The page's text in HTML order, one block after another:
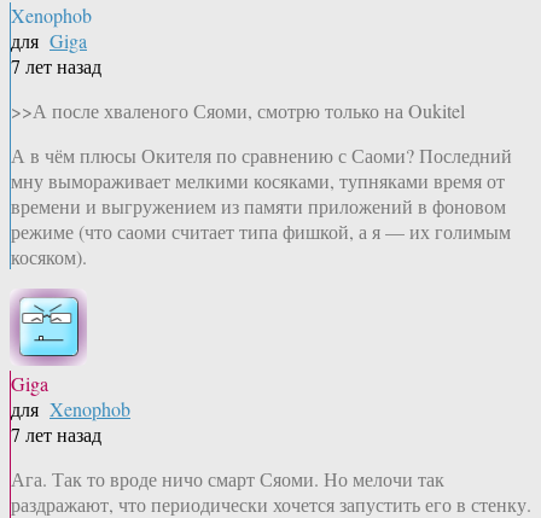
Xenophob
для Giga
7 лет назад
>>А после хваленого Сяоми, смотрю только на Oukitel
А в чём плюсы Окителя по сравнению с Саоми? Последний
мну вымораживает мелкими косяками, тупняками время от
времени и выгружением из памяти приложений в фоновом
режиме (что саоми считает типа фишкой, а я — их голимым
косяком).
Giga
для Xenophob
7 лет назад
Ага. Так то вроде ничо смарт Сяоми. Но мелочи так
раздражают, что периодически хочется запустить его в стенку.